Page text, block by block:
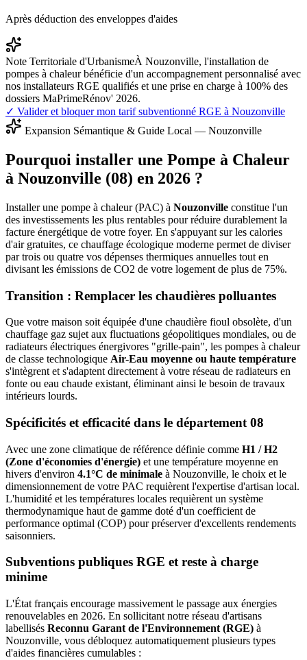
Après déduction des enveloppes d'aides
Note Territoriale d'UrbanismeÀ Nouzonville, l'installation de
pompes à chaleur bénéficie d'un accompagnement personnalisé avec
nos installateurs RGE qualifiés et une prise en charge à 100% des
dossiers MaPrimeRénov' 2026.
✓ Valider et bloquer mon tarif subventionné RGE à Nouzonville
Expansion Sémantique & Guide Local — Nouzonville
Pourquoi installer une Pompe à Chaleur
à Nouzonville (08) en 2026 ?
Installer une pompe à chaleur (PAC) à Nouzonville constitue l'un
des investissements les plus rentables pour réduire durablement la
facture énergétique de votre foyer. En s'appuyant sur les calories
d'air gratuites, ce chauffage écologique moderne permet de diviser
par trois ou quatre vos dépenses thermiques annuelles tout en
divisant les émissions de CO2 de votre logement de plus de 75%.
Transition : Remplacer les chaudières polluantes
Que votre maison soit équipée d'une chaudière fioul obsolète, d'un
chauffage gaz sujet aux fluctuations géopolitiques mondiales, ou de
radiateurs électriques énergivores "grille-pain", les pompes à chaleur
de classe technologique Air-Eau moyenne ou haute température
s'intègrent et s'adaptent directement à votre réseau de radiateurs en
fonte ou eau chaude existant, éliminant ainsi le besoin de travaux
intérieurs lourds.
Spécificités et efficacité dans le département 08
Avec une zone climatique de référence définie comme H1 / H2
(Zone d'économies d'énergie) et une température moyenne en
hivers d'environ 4.1°C de minimale à Nouzonville, le choix et le
dimensionnement de votre PAC requièrent l'expertise d'artisan local.
L'humidité et les températures locales requièrent un système
thermodynamique haut de gamme doté d'un coefficient de
performance optimal (COP) pour préserver d'excellents rendements
saisonniers.
Subventions publiques RGE et reste à charge
minime
L'État français encourage massivement le passage aux énergies
renouvelables en 2026. En sollicitant notre réseau d'artisans
labellisés Reconnu Garant de l'Environnement (RGE) à
Nouzonville, vous débloquez automatiquement plusieurs types
d'aides financières cumulables :